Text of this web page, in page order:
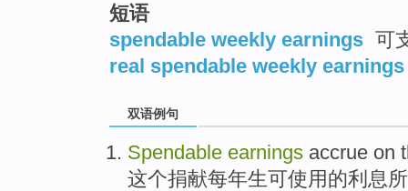
短语
spendable weekly earnings 可
real spendable weekly earnings
双语例句
Spendable earnings accrue on
这个捐献每年生可使用 的利息